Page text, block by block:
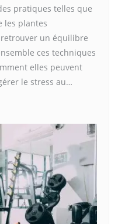
pratiques telles que
les plantes
un équilibre
ces techniques
elles peuvent
le stress au…